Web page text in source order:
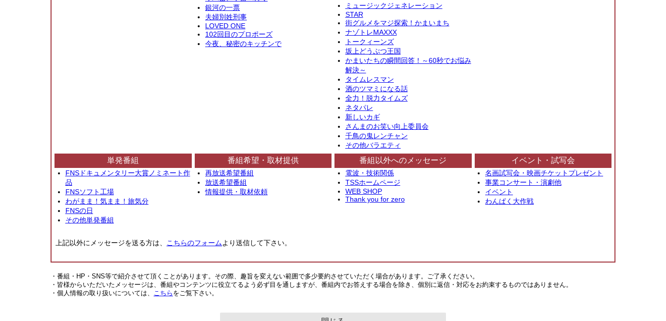
銀河の一票
夫婦別姓刑事
LOVED ONE
102回目のプロポーズ
今夜、秘密のキッチンで
ミュージックジェネレーション
STAR
街グルメをマジ探索！かまいまち
ナゾトレMAXXX
トークィーンズ
坂上どうぶつ王国
かまいたちの瞬間回答！～60秒でお悩み
解決～
タイムレスマン
酒のツマミになる話
全力！脱力タイムズ
ネタパレ
新しいカギ
さんまのお笑い向上委員会
千鳥の鬼レンチャン
その他バラエティ
単発番組
FNSドキュメンタリー大賞ノミネート作
品
FNSソフト工場
わがまま！気まま！旅気分
FNSの日
その他単発番組
番組希望・取材提供
再放送希望番組
放送希望番組
情報提供・取材依頼
番組以外へのメッセージ
電波・技術関係
TSSホームページ
WEB SHOP
Thank you for zero
イベント・試写会
名画試写会・映画チケットプレゼント
事業コンサート・演劇他
イベント
わんぱく大作戦
上記以外にメッセージを送る方は、 こちらのフォームより送信して下さい。
・番組・HP・SNS等で紹介させて頂くことがあります。その際、趣旨を変えない範囲で多少要約させていただく場合があります。ご了承ください。
・皆様からいただいたメッセージは、番組やコンテンツに役立てるよう必ず目を通しますが、番組内でお答えする場合を除き、個別に返信・対応をお約束するものではありません。
・個人情報の取り扱いについては、
こちら をご覧下さい。